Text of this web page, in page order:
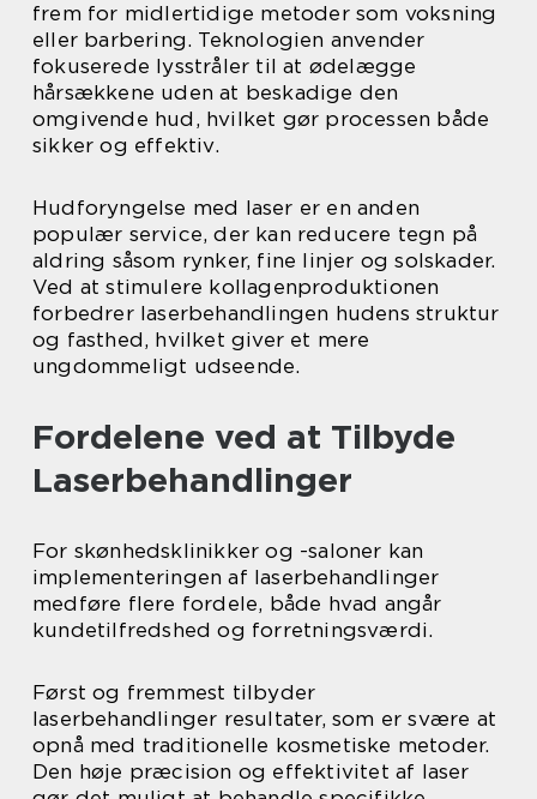
frem for midlertidige metoder som voksning
eller barbering. Teknologien anvender
fokuserede lysstråler til at ødelægge
hårsækkene uden at beskadige den
omgivende hud, hvilket gør processen både
sikker og effektiv.
Hudforyngelse med laser er en anden
populær service, der kan reducere tegn på
aldring såsom rynker, fine linjer og solskader.
Ved at stimulere kollagenproduktionen
forbedrer laserbehandlingen hudens struktur
og fasthed, hvilket giver et mere
ungdommeligt udseende.
Fordelene ved at Tilbyde
Laserbehandlinger
For skønhedsklinikker og -saloner kan
implementeringen af laserbehandlinger
medføre flere fordele, både hvad angår
kundetilfredshed og forretningsværdi.
Først og fremmest tilbyder
laserbehandlinger resultater, som er svære at
opnå med traditionelle kosmetiske metoder.
Den høje præcision og effektivitet af laser